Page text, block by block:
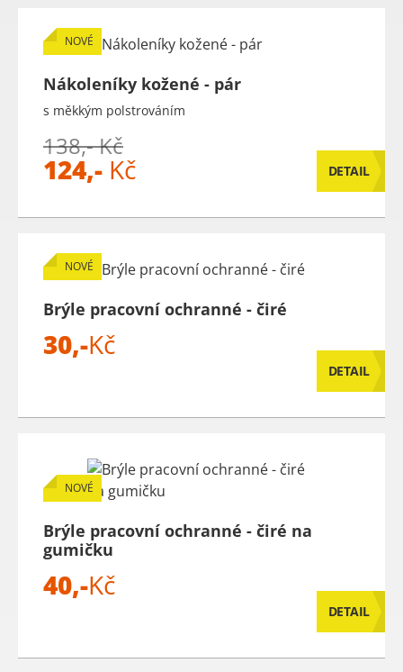
NOVÉ
Nákoleníky kožené - pár
s měkkým polstrováním
138,- Kč
124,- Kč DETAIL
NOVÉ
Brýle pracovní ochranné - čiré
30,-Kč
DETAIL
NOVÉ
Brýle pracovní ochranné - čiré na
gumičku
40,-Kč
DETAIL